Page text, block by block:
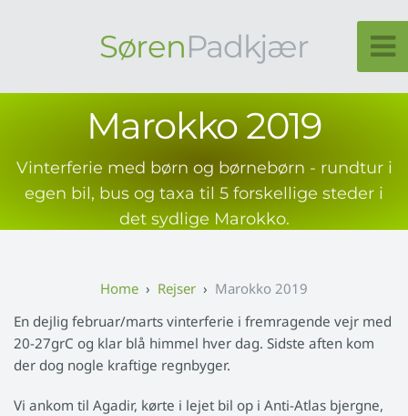
SørenPadkjær
Marokko 2019
Vinterferie med børn og børnebørn - rundtur i
egen bil, bus og taxa til 5 forskellige steder i
det sydlige Marokko.
Rejser
Marokko 2019
En dejlig februar/marts vinterferie i fremragende vejr med
20-27grC og klar blå himmel hver dag. Sidste aften kom
der dog nogle kraftige regnbyger.
Vi ankom til Agadir, kørte i lejet bil op i Anti-Atlas bjergne,